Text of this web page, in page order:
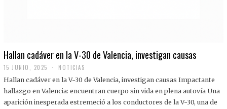
Hallan cadáver en la V-30 de Valencia, investigan causas
15 JUNIO, 2025 NOTICIAS
Hallan cadáver en la V-30 de Valencia, investigan causas Impactante
hallazgo en Valencia: encuentran cuerpo sin vida en plena autovía Una
aparición inesperada estremeció a los conductores de la V-30, una de